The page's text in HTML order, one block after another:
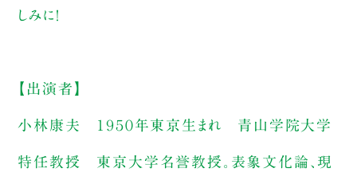
しみに！
【出演者】
小林康夫 １９５０年東京生まれ 青山学院大学
特任教授 東京大学名誉教授。表象文化論、現